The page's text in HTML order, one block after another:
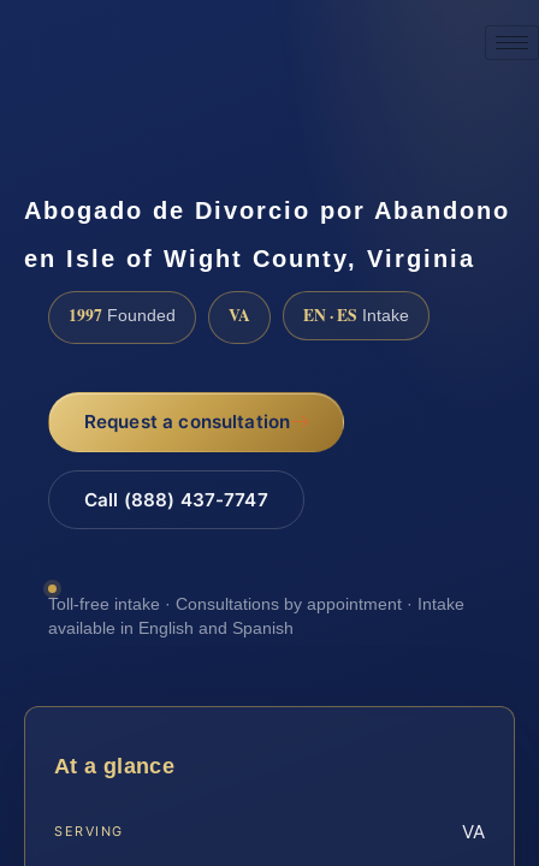
Abogado de Divorcio por Abandono
en Isle of Wight County, Virginia
1997 Founded VA EN · ES Intake
Request a consultation
Call (888) 437-7747
Toll-free intake · Consultations by appointment · Intake
available in English and Spanish
At a glance
SERVING VA